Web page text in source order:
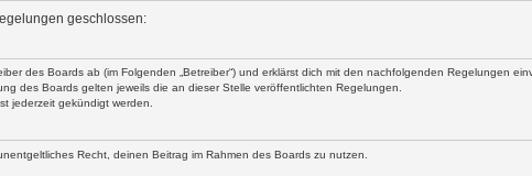
geschlossen:
des Boards ab (im Folgenden „Betreiber“) und erklärst dich mit den nachfolgenden Regelungen
des Boards gelten jeweils die an dieser Stelle veröffentlichten Regelungen.
jederzeit gekündigt werden.
Recht, deinen Beitrag im Rahmen des Boards zu nutzen.